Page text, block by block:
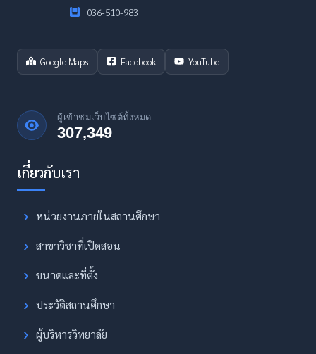
036-510-983
Google Maps Facebook YouTube
ผู้เข้าชมเว็บไซต์ทั้งหมด
307,349
หน่วยงานภายในสถานศึกษา
สาขาวิชาที่เปิดสอน
ขนาดและที่ตั้ง
ประวัติสถานศึกษา
ผู้บริหารวิทยาลัย